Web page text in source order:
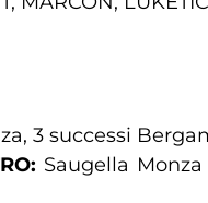
3 successi
Saugella